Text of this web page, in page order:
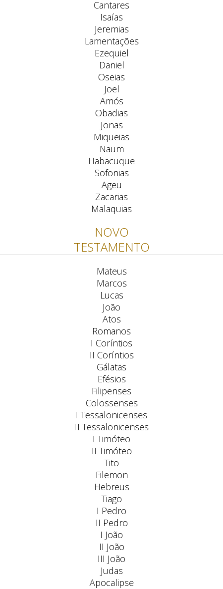
Cantares
Isaías
Jeremias
Lamentações
Ezequiel
Daniel
Oseias
Joel
Amós
Obadias
Jonas
Miqueias
Naum
Habacuque
Sofonias
Ageu
Zacarias
Malaquias
NOVO
TESTAMENTO
Mateus
Marcos
Lucas
João
Atos
Romanos
I Coríntios
II Coríntios
Gálatas
Efésios
Filipenses
Colossenses
I Tessalonicenses
II Tessalonicenses
I Timóteo
II Timóteo
Tito
Filemon
Hebreus
Tiago
I Pedro
II Pedro
I João
II João
III João
Judas
Apocalipse